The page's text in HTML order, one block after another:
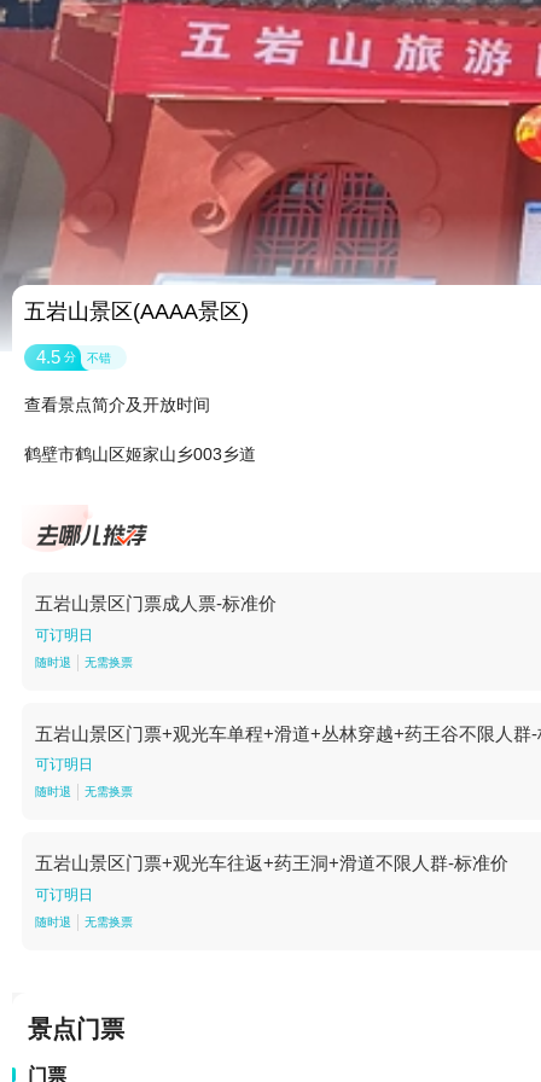
五岩山景区(AAAA景区)
4.5 分 不错
查看景点简介及开放时间
鹤壁市鹤山区姬家山乡003乡道
五岩山景区门票成人票-标准价
可订明日
随时退 无需换票
五岩山景区门票+观光车单程+滑道+丛林穿越+药王谷不限人群
可订明日
随时退 无需换票
五岩山景区门票+观光车往返+药王洞+滑道不限人群-标准价
可订明日
随时退 无需换票
景点门票
门票